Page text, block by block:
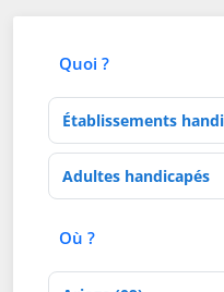
Quoi ?
Type d'établissement
Activités de soins
Où ?
Département